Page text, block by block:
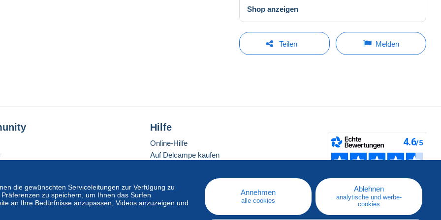
Shop anzeigen
Teilen Melden
die gewünschten Serviceleitungen zur Verfügung zu
zu speichern, um Ihnen das Surfen
an Ihre Bedürfnisse anzupassen, Videos anzuzeigen und
Annehmen
alle cookies
Ablehnen
analytische und werbe-
cookies
Hilfe
Online-Hilfe
Auf Delcampe kaufen
Eine sichere Website